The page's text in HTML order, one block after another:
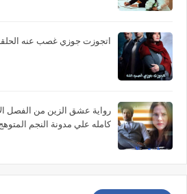
اتجوزت جوزي غصب عنه الحلقه
رواية عشق الزين من الفصل
كامله علي مدونة النجم